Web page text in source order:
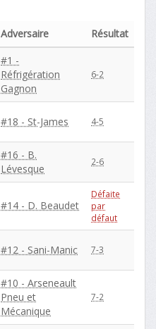
Adversaire Résultat
#1 -
Réfrigération
Gagnon
6-2
#18 - St-James 4-5
#16 - B.
Lévesque
2-6
#14 - D. Beaudet
Défaite
par
défaut
#12 - Sani-Manic 7-3
#10 - Arseneault
Pneu et
Mécanique
7-2